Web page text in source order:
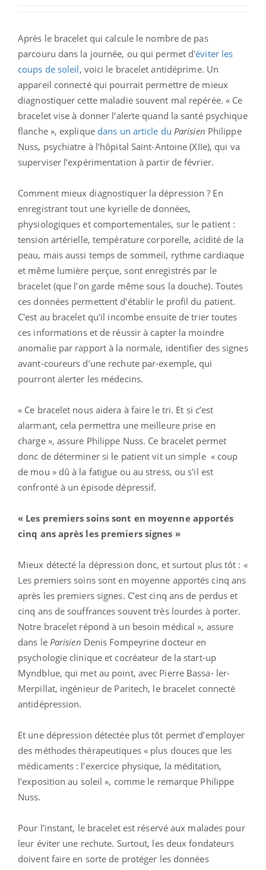
Après le bracelet qui calcule le nombre de pas
parcouru dans la journée, ou qui permet d'éviter les
coups de soleil, voici le bracelet antidéprime. Un
appareil connecté qui pourrait permettre de mieux
diagnostiquer cette maladie souvent mal repérée. « Ce
bracelet vise à donner l’alerte quand la santé psychique
flanche », explique dans un article du Parisien Philippe
Nuss, psychiatre à l’hôpital Saint-Antoine (XIIe), qui va
superviser l’expérimentation à partir de février.
Comment mieux diagnostiquer la dépression ? En
enregistrant tout une kyrielle de données,
physiologiques et comportementales, sur le patient :
tension artérielle, température corporelle, acidité de la
peau, mais aussi temps de sommeil, rythme cardiaque
et même lumière perçue, sont enregistrés par le
bracelet (que l’on garde même sous la douche). Toutes
ces données permettent d'établir le profil du patient.
C'est au bracelet qu'il incombe ensuite de trier toutes
ces informations et de réussir à capter la moindre
anomalie par rapport à la normale, identifier des signes
avant-coureurs d’une rechute par-exemple, qui
pourront alerter les médecins.
« Ce bracelet nous aidera à faire le tri. Et si c’est
alarmant, cela permettra une meilleure prise en
charge », assure Philippe Nuss. Ce bracelet permet
donc de déterminer si le patient vit un simple « coup
de mou » dû à la fatigue ou au stress, ou s'il est
confronté à un épisode dépressif.
« Les premiers soins sont en moyenne apportés
cinq ans après les premiers signes »
Mieux détecté la dépression donc, et surtout plus tôt : «
Les premiers soins sont en moyenne apportés cinq ans
après les premiers signes. C’est cinq ans de perdus et
cinq ans de souffrances souvent très lourdes à porter.
Notre bracelet répond à un besoin médical », assure
dans le Parisien Denis Fompeyrine docteur en
psychologie clinique et cocréateur de la start-up
Myndblue, qui met au point, avec Pierre Bassa- ler-
Merpillat, ingénieur de Paritech, le bracelet connecté
antidépression.
Et une dépression détectée plus tôt permet d’employer
des méthodes thérapeutiques « plus douces que les
médicaments : l’exercice physique, la méditation,
l’exposition au soleil », comme le remarque Philippe
Nuss.
Pour l’instant, le bracelet est réservé aux malades pour
leur éviter une rechute. Surtout, les deux fondateurs
doivent faire en sorte de protéger les données